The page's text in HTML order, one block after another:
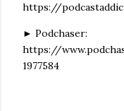
https://
► Podchaser:
https://
1977584